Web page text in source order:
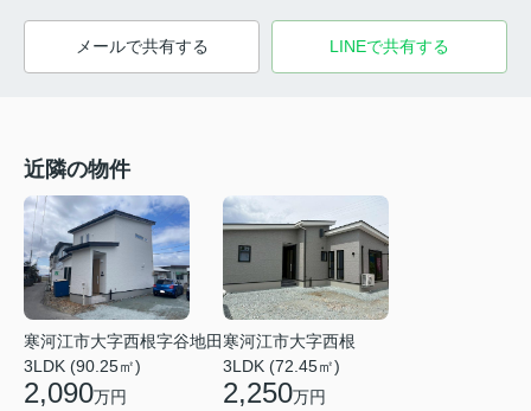
メールで共有する LINEで共有する
近隣の物件
寒河江市大字西根字谷地田
3LDK (90.25㎡)
2,090万円
寒河江市大字西根
3LDK (72.45㎡)
2,250万円